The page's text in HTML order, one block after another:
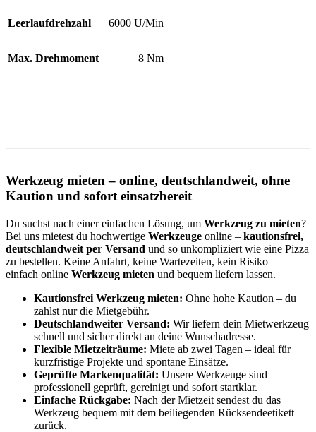
Leerlaufdrehzahl 6000 U/Min
Max. Drehmoment 8 Nm
Werkzeug mieten – online, deutschlandweit, ohne
Kaution und sofort einsatzbereit
Du suchst nach einer einfachen Lösung, um Werkzeug zu mieten?
Bei uns mietest du hochwertige Werkzeuge online – kautionsfrei,
deutschlandweit per Versand und so unkompliziert wie eine Pizza
zu bestellen. Keine Anfahrt, keine Wartezeiten, kein Risiko –
einfach online Werkzeug mieten und bequem liefern lassen.
Kautionsfrei Werkzeug mieten: Ohne hohe Kaution – du
zahlst nur die Mietgebühr.
Deutschlandweiter Versand: Wir liefern dein Mietwerkzeug
schnell und sicher direkt an deine Wunschadresse.
Flexible Mietzeiträume: Miete ab zwei Tagen – ideal für
kurzfristige Projekte und spontane Einsätze.
Geprüfte Markenqualität: Unsere Werkzeuge sind
professionell geprüft, gereinigt und sofort startklar.
Einfache Rückgabe: Nach der Mietzeit sendest du das
Werkzeug bequem mit dem beiliegenden Rücksendeetikett
zurück.